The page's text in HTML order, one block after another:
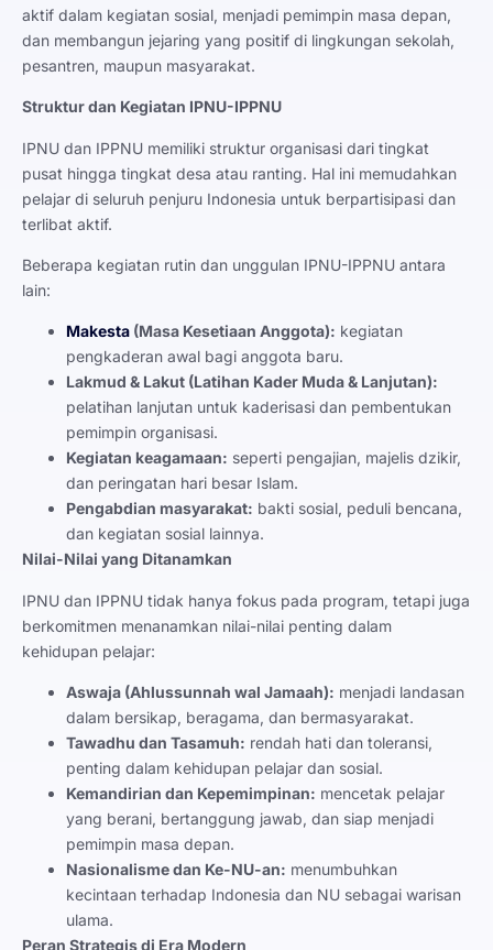
aktif dalam kegiatan sosial, menjadi pemimpin masa depan,
dan membangun jejaring yang positif di lingkungan sekolah,
pesantren, maupun masyarakat.
Struktur dan Kegiatan IPNU-IPPNU
IPNU dan IPPNU memiliki struktur organisasi dari tingkat
pusat hingga tingkat desa atau ranting. Hal ini memudahkan
pelajar di seluruh penjuru Indonesia untuk berpartisipasi dan
terlibat aktif.
Beberapa kegiatan rutin dan unggulan IPNU-IPPNU antara
lain:
Makesta (Masa Kesetiaan Anggota): kegiatan
pengkaderan awal bagi anggota baru.
Lakmud & Lakut (Latihan Kader Muda & Lanjutan):
pelatihan lanjutan untuk kaderisasi dan pembentukan
pemimpin organisasi.
Kegiatan keagamaan: seperti pengajian, majelis dzikir,
dan peringatan hari besar Islam.
Pengabdian masyarakat: bakti sosial, peduli bencana,
dan kegiatan sosial lainnya.
Nilai-Nilai yang Ditanamkan
IPNU dan IPPNU tidak hanya fokus pada program, tetapi juga
berkomitmen menanamkan nilai-nilai penting dalam
kehidupan pelajar:
Aswaja (Ahlussunnah wal Jamaah): menjadi landasan
dalam bersikap, beragama, dan bermasyarakat.
Tawadhu dan Tasamuh: rendah hati dan toleransi,
penting dalam kehidupan pelajar dan sosial.
Kemandirian dan Kepemimpinan: mencetak pelajar
yang berani, bertanggung jawab, dan siap menjadi
pemimpin masa depan.
Nasionalisme dan Ke-NU-an: menumbuhkan
kecintaan terhadap Indonesia dan NU sebagai warisan
ulama.
Peran Strategis di Era Modern